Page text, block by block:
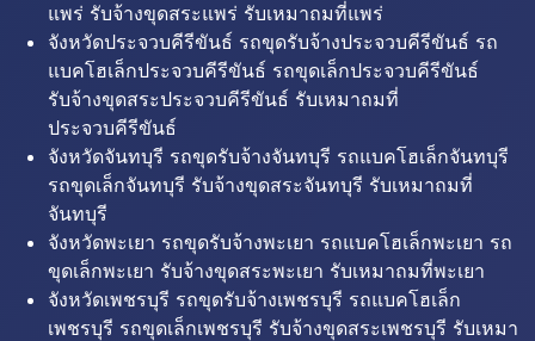
แพร่ รับจ้างขุดสระแพร่ รับเหมาถมที่แพร่
จังหวัดประจวบคีรีขันธ์ รถขุดรับจ้างประจวบคีรีขันธ์ รถ
แบคโฮเล็กประจวบคีรีขันธ์ รถขุดเล็กประจวบคีรีขันธ์
รับจ้างขุดสระประจวบคีรีขันธ์ รับเหมาถมที่
ประจวบคีรีขันธ์
จังหวัดจันทบุรี รถขุดรับจ้างจันทบุรี รถแบคโฮเล็กจันทบุรี
รถขุดเล็กจันทบุรี รับจ้างขุดสระจันทบุรี รับเหมาถมที่
จันทบุรี
จังหวัดพะเยา รถขุดรับจ้างพะเยา รถแบคโฮเล็กพะเยา รถ
ขุดเล็กพะเยา รับจ้างขุดสระพะเยา รับเหมาถมที่พะเยา
จังหวัดเพชรบุรี รถขุดรับจ้างเพชรบุรี รถแบคโฮเล็ก
เพชรบุรี รถขุดเล็กเพชรบุรี รับจ้างขุดสระเพชรบุรี รับเหมา